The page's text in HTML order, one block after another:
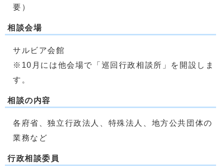
要）
相談会場
サルビア会館
※10月には他会場で「巡回行政相談所」を開設しま
す。
相談の内容
各府省、独立行政法人、特殊法人、地方公共団体の
業務など
行政相談委員